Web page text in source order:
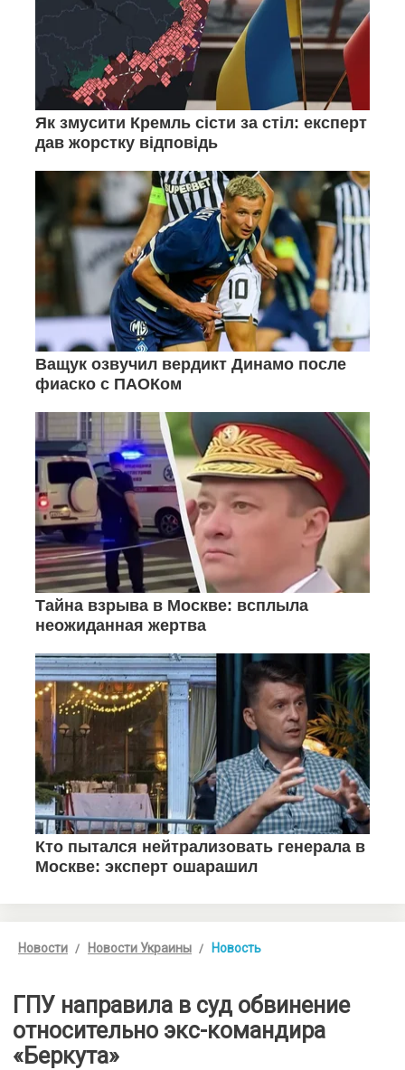
Новости Новости Украины Новость
ГПУ направила в суд обвинение
относительно экс-командира
«Беркута»